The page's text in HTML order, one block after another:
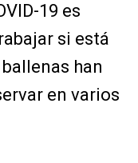
19 es
si está
han
en varios